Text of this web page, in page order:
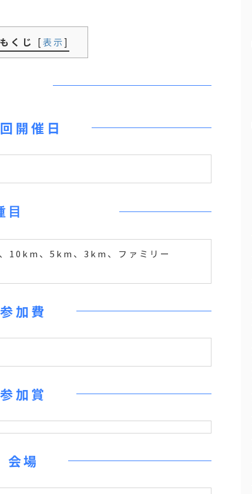
もくじ [表示]
開催日
目
10km、5km、3km、ファミリー
参加費
参加賞
会場